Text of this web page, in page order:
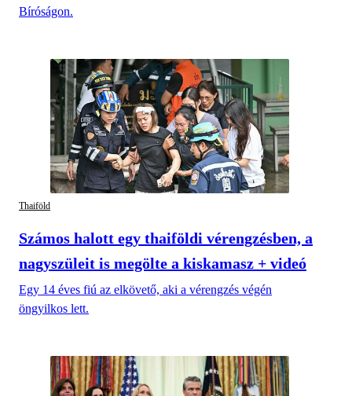
Bíróságon.
Thaiföld
Számos halott egy thaiföldi vérengzésben, a
nagyszüleit is megölte a kiskamasz + videó
Egy 14 éves fiú az elkövető, aki a vérengzés végén
öngyilkos lett.